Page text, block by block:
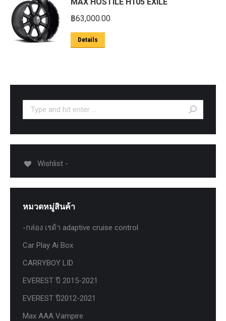
฿63,000.00
Details
Search:
Wishlist -
หมวดหมู่สินค้า
-กล่อง เรด้า adaptive cruise control
Car Play Ai Box
CARRYBOY LID
EVEREST ปี 2015-2021
EVEREST ปี2012-2021
Max AAA Vampire